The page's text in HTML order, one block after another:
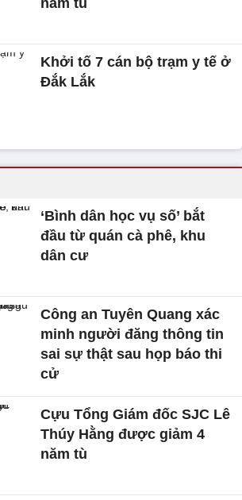
năm tù
Khởi tố 7 cán bộ trạm y tế ở
Đắk Lắk
‘Bình dân học vụ số’ bắt
đầu từ quán cà phê, khu
dân cư
Công an Tuyên Quang xác
minh người đăng thông tin
sai sự thật sau họp báo thi
cử
Cựu Tổng Giám đốc SJC Lê
Thúy Hằng được giảm 4
năm tù